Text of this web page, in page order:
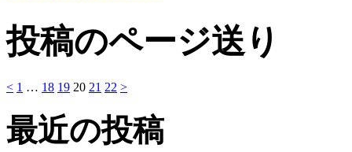
投稿のページ送り
< 1 … 18 19 20 21 22 >
最近の投稿